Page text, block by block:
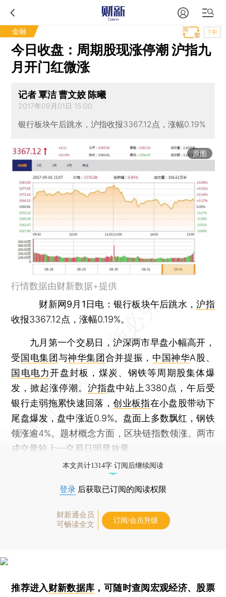
金融 T中
今日收盘：周期股现涨停潮 沪指九
月开门红微涨
记者 覃洁 曹文姣 陈曦
2017年09月01日 15:00
银行板块午后跳水，沪指收报3367.12点，涨幅0.19%
原图
行情数据由财新数据+提供
财新网9月1日电： 银行板块午后跳水，沪指
收报3367.12点，涨幅0.19%。
九月第一个交易日，沪深两市早盘小幅高开，
受国电集团与神华集团合并提振， 中国神华A股、
国电电力开盘封板，煤炭、钢铁等周期股集体爆
发，掀起涨停潮。 沪指盘中站上3380点，午后受
银行走弱拖累快速回落，创业板指在小盘股带动下
尾盘爆发，盘中涨近0.9%。盘面上多数飘红，钢铁
领涨逾4%。题材概念方面，区块链指数领涨。两市
成交量较上一交易日明显放量。
本文共计1314字 订阅后继续阅读
登录 后获取已订阅的阅读权限
财新通会员
可畅读全文
订阅/会员升级
推荐进入财新数据库 ，可随时查阅宏观经济、股票